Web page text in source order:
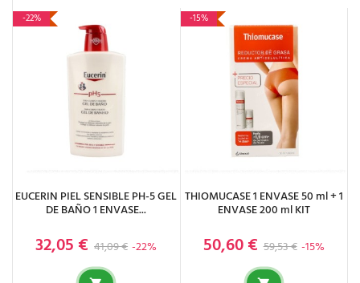
-22%
EUCERIN PIEL SENSIBLE PH-5 GEL
DE BAÑO 1 ENVASE...
Precio base
41,09 € -22%
Precio
32,05 €
-15%
THIOMUCASE 1 ENVASE 50 ml + 1
ENVASE 200 ml KIT
Precio base
59,53 € -15%
Precio
50,60 €